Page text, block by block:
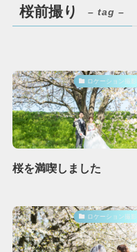
桜前撮り – tag –
ロケーション撮影
桜を満喫しました
ロケーション撮影